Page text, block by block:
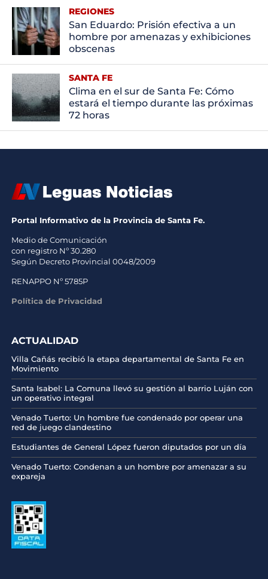
REGIONES
San Eduardo: Prisión efectiva a un
hombre por amenazas y exhibiciones
obscenas
SANTA FE
Clima en el sur de Santa Fe: Cómo
estará el tiempo durante las próximas
72 horas
Portal Informativo de la Provincia de Santa Fe.
Medio de Comunicación
con registro Nº 30.280
Según Decreto Provincial 0048/2009
RENAPPO Nº 5785P
Política de Privacidad
ACTUALIDAD
Villa Cañás recibió la etapa departamental de Santa Fe en
Movimiento
Santa Isabel: La Comuna llevó su gestión al barrio Luján con
un operativo integral
Venado Tuerto: Un hombre fue condenado por operar una
red de juego clandestino
Estudiantes de General López fueron diputados por un día
Venado Tuerto: Condenan a un hombre por amenazar a su
expareja